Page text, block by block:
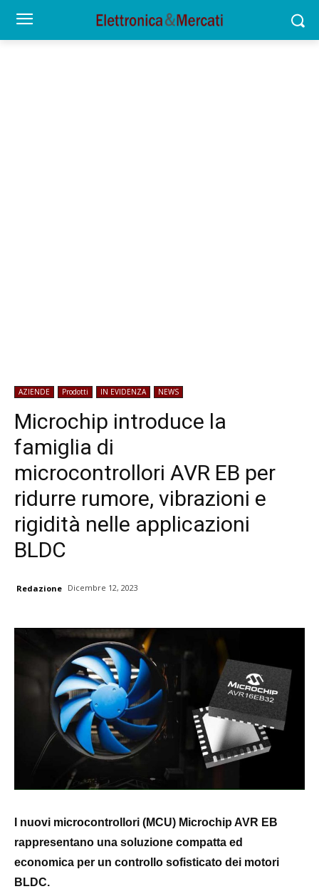
AZIENDE Prodotti IN EVIDENZA NEWS
Microchip introduce la
famiglia di
microcontrollori AVR EB per
ridurre rumore, vibrazioni e
rigidità nelle applicazioni
BLDC
Redazione Dicembre 12, 2023
I nuovi microcontrollori (MCU) Microchip AVR EB
rappresentano una soluzione compatta ed
economica per un controllo sofisticato dei motori
BLDC.